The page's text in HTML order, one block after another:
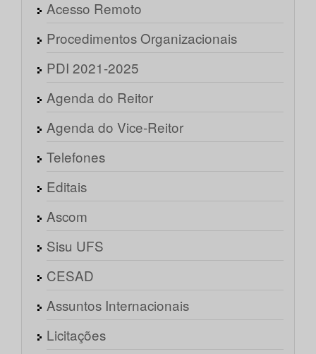
Acesso Remoto
Procedimentos Organizacionais
PDI 2021-2025
Agenda do Reitor
Agenda do Vice-Reitor
Telefones
Editais
Ascom
Sisu UFS
CESAD
Assuntos Internacionais
Licitações